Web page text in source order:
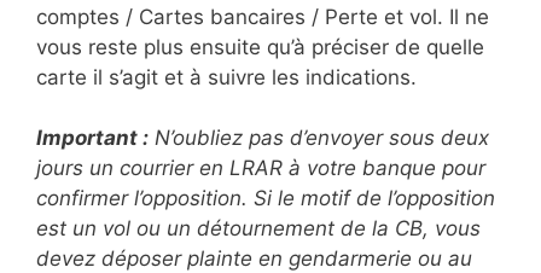
comptes / Cartes bancaires / Perte et vol. Il ne
vous reste plus ensuite qu’à préciser de quelle
carte il s’agit et à suivre les indications.
Important : N’oubliez pas d’envoyer sous deux
jours un courrier en LRAR à votre banque pour
confirmer l’opposition. Si le motif de l’opposition
est un vol ou un détournement de la CB, vous
devez déposer plainte en gendarmerie ou au